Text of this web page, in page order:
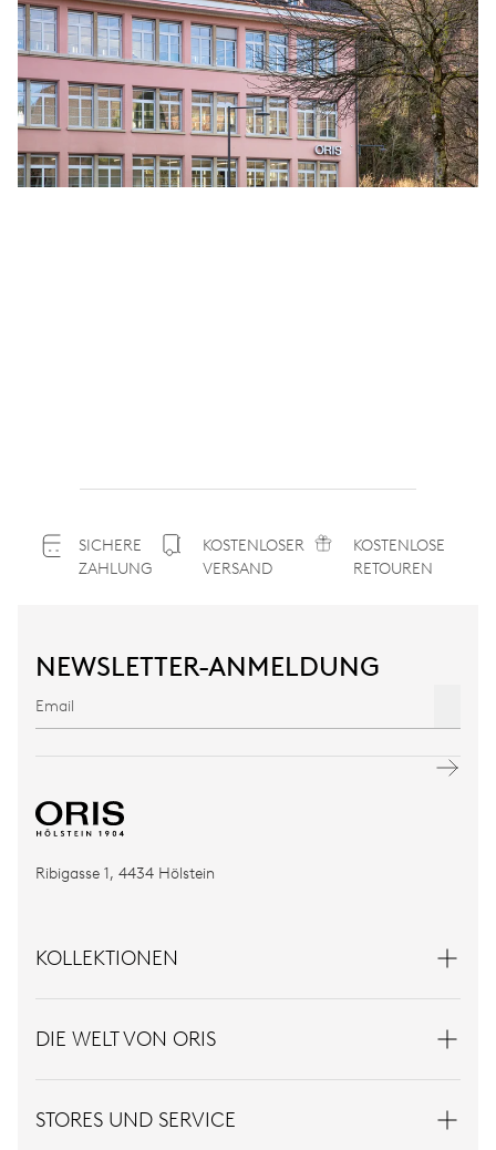
SICHERE
ZAHLUNG
KOSTENLOSER
VERSAND
KOSTENLOSE
RETOUREN
NEWSLETTER-ANMELDUNG
Ribigasse 1, 4434 Hölstein
KOLLEKTIONEN
DIE WELT VON ORIS
STORES UND SERVICE